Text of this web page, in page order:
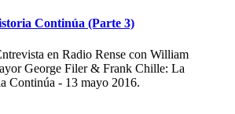
Continúa (Parte 3)
en Radio Rense con William
George Filer & Frank Chille: La
Continúa - 13 mayo 2016.